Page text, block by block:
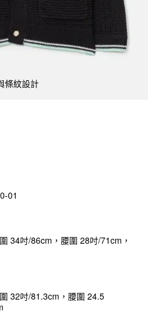
條紋設計
01
34吋/86cm，腰圍 28吋/71cm，
32吋/81.3cm，腰圍 24.5